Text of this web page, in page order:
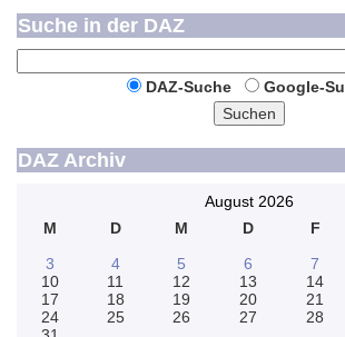
Suche in der DAZ
DAZ-Suche
Google-
Suchen
DAZ Archiv
August 2026
M
D M D F
3
4 5 6 7
10
11 12 13 14
17
18 19 20 21
24
25 26 27 28